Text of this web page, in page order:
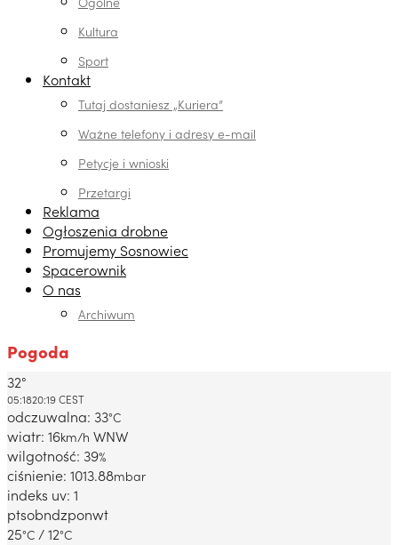
Kultura
Sport
Kontakt
Tutaj dostaniesz „Kuriera”
Ważne telefony i adresy e-mail
Petycje i wnioski
Przetargi
Reklama
Ogłoszenia drobne
Promujemy Sosnowiec
Spacerownik
O nas
Archiwum
Pogoda
Dabrowa Gornicza, PL
32°
05:1820:19 CEST
odczuwalna: 33°C
wiatr: 16km/h WNW
wilgotność: 39%
ciśnienie: 1013.88mbar
indeks uv: 1
ptsobndzponwt
25°C / 12°C